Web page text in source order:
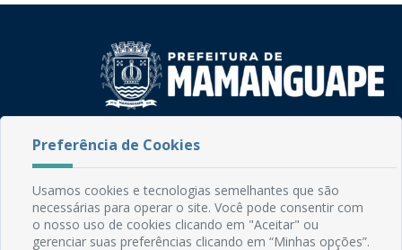
Rua do Imperador, 78, Centro
Email: comunicacao@mamanguape.pb.gov.br
Expediente: Segunda à Sexta, das 08h às 13h
Preferência de Cookies
Usamos cookies e tecnologias semelhantes que são
necessárias para operar o site. Você pode consentir com
o nosso uso de cookies clicando em "Aceitar" ou
gerenciar suas preferências clicando em “Minhas opções”.